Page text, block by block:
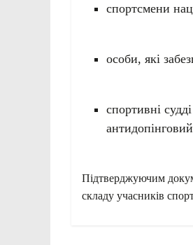
спортсмени
особи, які
спортивні
Підтверджуючим
складу учасників